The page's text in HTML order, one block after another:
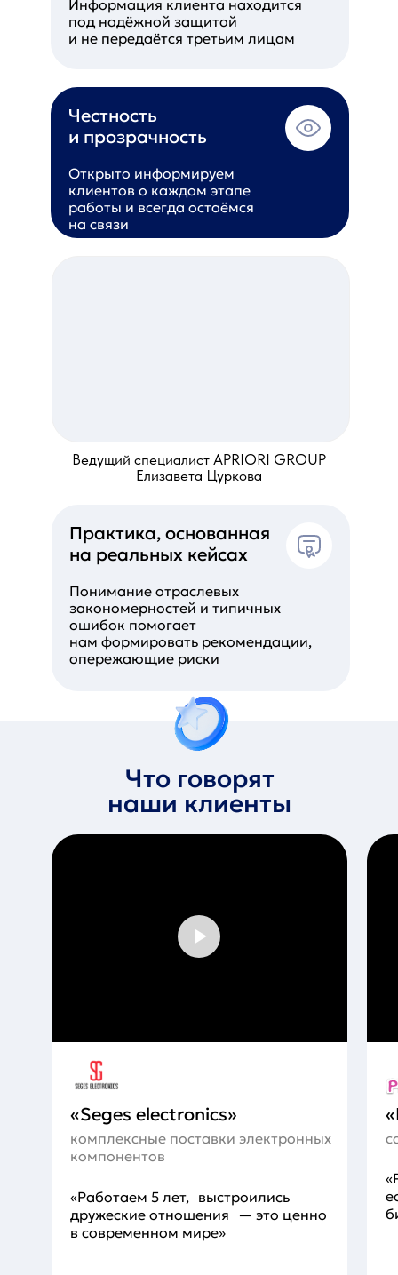
Информация клиента находится
под надёжной защитой
и не передаётся третьим лицам
Практика, основанная
на реальных кейсах
Понимание отраслевых
закономерностей и типичных
ошибок помогает
нам формировать рекомендации,
опережающие риски
Честность
и прозрачность
Открыто информируем
клиентов о каждом этапе
работы и всегда остаёмся
на связи
Ведущий специалист APRIORI GROUP
Елизавета Цуркова
Что говорят
наши клиенты
«Seges electronics»
«Работаем 5 лет, выстроились
дружеские отношения — это ценно
в современном мире»
комплексные поставки электронных
компонентов